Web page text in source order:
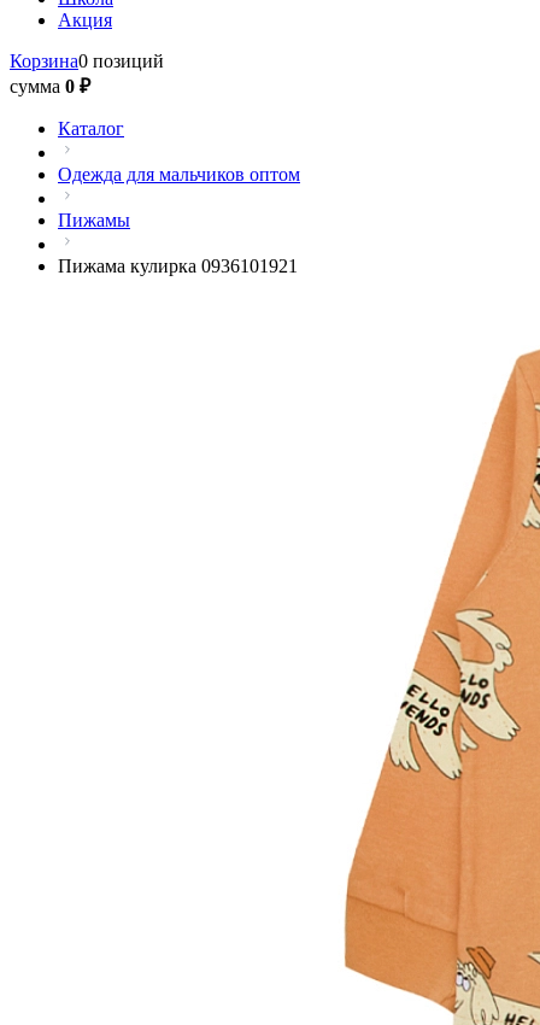
Акция
Корзина0 позиций
сумма 0 ₽
Каталог
Одежда для мальчиков оптом
Пижамы
Пижама кулирка 0936101921